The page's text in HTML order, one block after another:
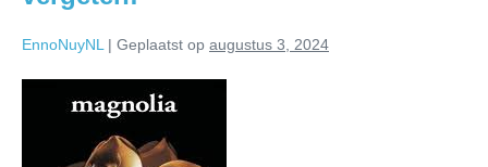
EnnoNuyNL | Geplaatst op augustus 3, 2024